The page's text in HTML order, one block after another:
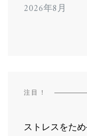
2026年8月
注目！
ストレスをた